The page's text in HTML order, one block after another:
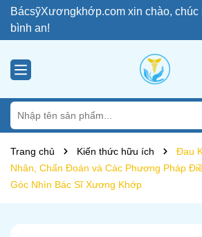
BácsỹXươngkhớp.com xin chào, chúc
bình an!
Trang chủ Kiến thức hữu ích
Đau
Nhân, Chẩn Đoán và Các Phương Pháp
Góc Nhìn Bác Sĩ Xương Khớp